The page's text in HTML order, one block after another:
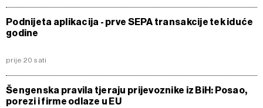
Podnijeta aplikacija - prve SEPA transakcije tek iduće
godine
prije 20 sati
Šengenska pravila tjeraju prijevoznike iz BiH: Posao,
porezi i firme odlaze u EU